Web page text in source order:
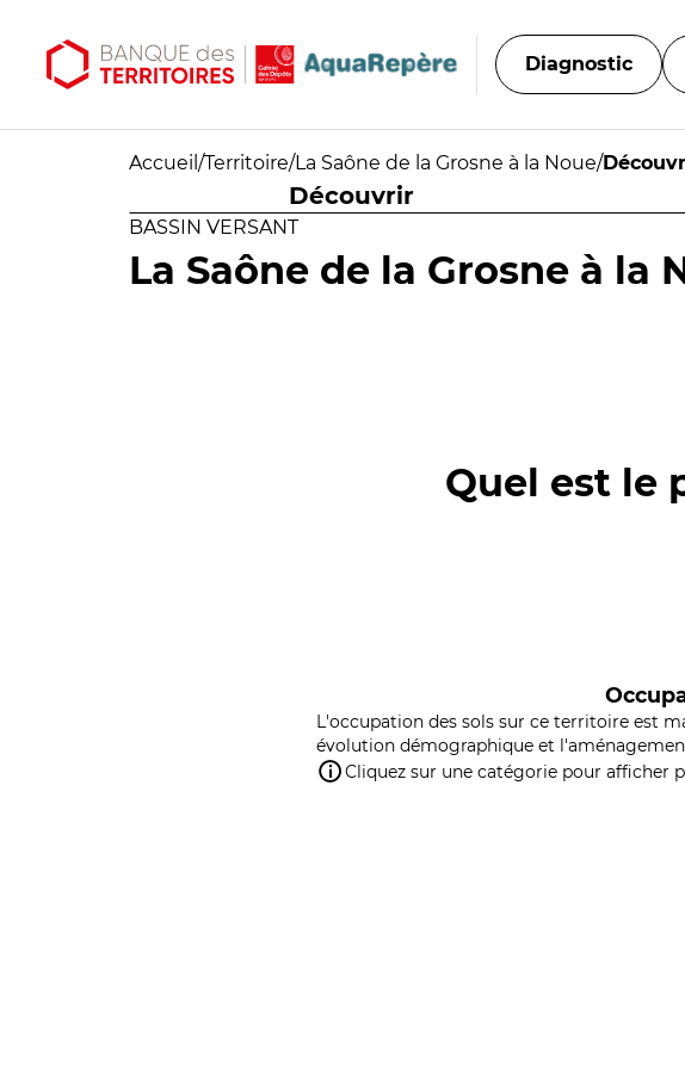
Diagnostic
Accueil /Territoire/La Saône de la Grosne à la Noue/
Découvrir
BASSIN VERSANT
La Saône de la Grosne à la
Quel est le
L'occupation des sols sur ce territoire est
évolution démographique et
Cliquez sur une catégorie pour afficher